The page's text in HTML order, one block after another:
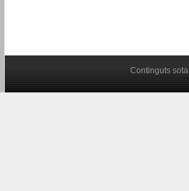
Continguts sota